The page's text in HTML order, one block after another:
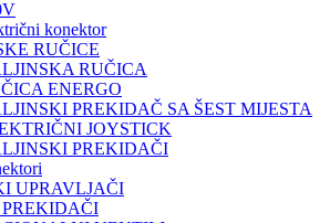
konektor
RUČICE
RUČICA
ENERGO
PREKIDAČ SA ŠEST MIJESTA
JOYSTICK
PREKIDAČI
UPRAVLJAČI